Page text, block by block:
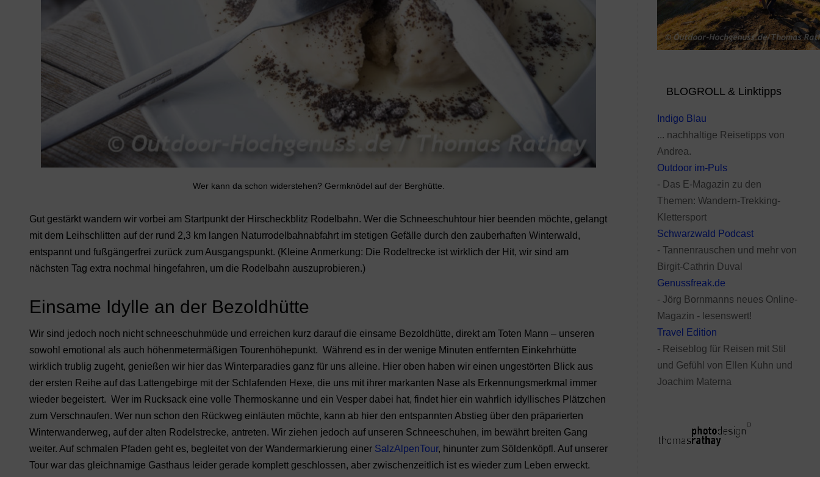
Wer kann da schon widerstehen? Germknödel auf der Berghütte.
Gut gestärkt wandern wir vorbei am Startpunkt der Hirscheckblitz Rodelbahn. Wer die Schneeschuhtour hier beenden möchte, gelangt
mit dem Leihschlitten auf der rund 2,3 km langen Naturrodelbahnabfahrt im stetigen Gefälle durch den zauberhaften Winterwald,
entspannt und fußgängerfrei zurück zum Ausgangspunkt. (Kleine Anmerkung: Die Rodeltrecke ist wirklich der Hit, wir sind am
nächsten Tag extra nochmal hingefahren, um die Rodelbahn auszuprobieren.)
Einsame Idylle an der Bezoldhütte
Wir sind jedoch noch nicht schneeschuhmüde und erreichen kurz darauf die einsame Bezoldhütte, direkt am Toten Mann – unseren
sowohl emotional als auch höhenmetermäßigen Tourenhöhepunkt. Während es in der wenige Minuten entfernten Einkehrhütte
wirklich trublig zugeht, genießen wir hier das Winterparadies ganz für uns alleine. Hier oben haben wir einen ungestörten Blick aus
der ersten Reihe auf das Lattengebirge mit der Schlafenden Hexe, die uns mit ihrer markanten Nase als Erkennungsmerkmal immer
wieder begeistert. Wer im Rucksack eine volle Thermoskanne und ein Vesper dabei hat, findet hier ein wahrlich idyllisches Plätzchen
zum Verschnaufen. Wer nun schon den Rückweg einläuten möchte, kann ab hier den entspannten Abstieg über den präparierten
Winterwanderweg, auf der alten Rodelstrecke, antreten. Wir ziehen jedoch auf unseren Schneeschuhen, im bewährt breiten Gang
weiter. Auf schmalen Pfaden geht es, begleitet von der Wandermarkierung einer SalzAlpenTour, hinunter zum Söldenköpfl. Auf unserer
Tour war das gleichnamige Gasthaus leider gerade komplett geschlossen, aber zwischenzeitlich ist es wieder zum Leben erweckt.
BLOGROLL & Linktipps
Indigo Blau
... nachhaltige Reisetipps von
Andrea.
Outdoor im-Puls
- Das E-Magazin zu den
Themen: Wandern-Trekking-
Klettersport
Schwarzwald Podcast
- Tannenrauschen und mehr von
Birgit-Cathrin Duval
Genussfreak.de
- Jörg Bornmanns neues Online-
Magazin - lesenswert!
Travel Edition
- Reiseblog für Reisen mit Stil
und Gefühl von Ellen Kuhn und
Joachim Materna